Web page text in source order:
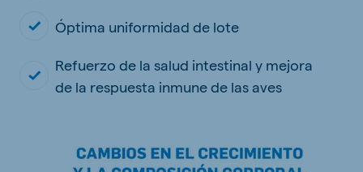
Óptima uniformidad de lote
Refuerzo de la salud intestinal y mejora
de la respuesta inmune de las aves